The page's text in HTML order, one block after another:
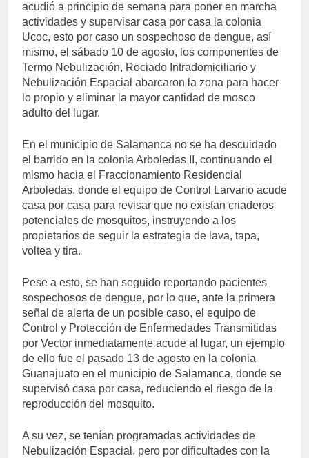
acudió a principio de semana para poner en marcha
actividades y supervisar casa por casa la colonia
Ucoc, esto por caso un sospechoso de dengue, así
mismo, el sábado 10 de agosto, los componentes de
Termo Nebulización, Rociado Intradomiciliario y
Nebulización Espacial abarcaron la zona para hacer
lo propio y eliminar la mayor cantidad de mosco
adulto del lugar.
En el municipio de Salamanca no se ha descuidado
el barrido en la colonia Arboledas II, continuando el
mismo hacia el Fraccionamiento Residencial
Arboledas, donde el equipo de Control Larvario acude
casa por casa para revisar que no existan criaderos
potenciales de mosquitos, instruyendo a los
propietarios de seguir la estrategia de lava, tapa,
voltea y tira.
Pese a esto, se han seguido reportando pacientes
sospechosos de dengue, por lo que, ante la primera
señal de alerta de un posible caso, el equipo de
Control y Protección de Enfermedades Transmitidas
por Vector inmediatamente acude al lugar, un ejemplo
de ello fue el pasado 13 de agosto en la colonia
Guanajuato en el municipio de Salamanca, donde se
supervisó casa por casa, reduciendo el riesgo de la
reproducción del mosquito.
A su vez, se tenían programadas actividades de
Nebulización Espacial, pero por dificultades con la